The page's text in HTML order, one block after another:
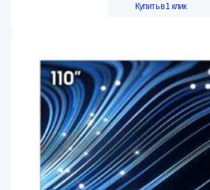
Купить в 1 клик